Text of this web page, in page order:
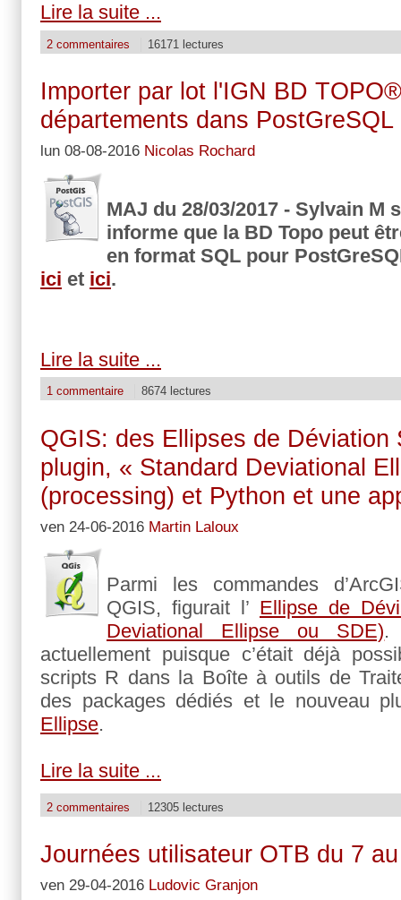
Lire la suite ...
2 commentaires 16171 lectures
Importer par lot l'IGN BD
départements dans PostGreSQL
lun 08-08-2016 Nicolas Rochard
MAJ du 28/03/2017 - Sylvain M
informe que la BD Topo peut
en format SQL pour
ici et ici.
Lire la suite ...
1 commentaire 8674 lectures
QGIS: des Ellipses de Déviation
plugin, « Standard Deviational
(processing) et Python et une
ven 24-06-2016 Martin Laloux
Parmi les commandes
QGIS, figurait l’ Ellipse de
Deviational Ellipse ou SDE).
actuellement puisque c’était déjà
scripts R dans la Boîte à outils de
des packages dédiés et le nouveau
Ellipse.
Lire la suite ...
2 commentaires 12305 lectures
Journées utilisateur OTB du 7
ven 29-04-2016 Ludovic Granjon